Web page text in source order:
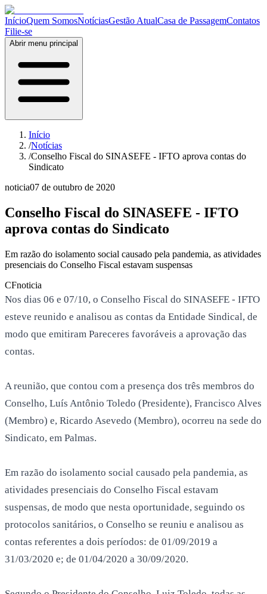
InícioQuem SomosNotíciasGestão AtualCasa de PassagemContatos
Filie-se
Abrir menu principal
Início
/Notícias
/Conselho Fiscal do SINASEFE - IFTO aprova contas do
Sindicato
noticia07 de outubro de 2020
Conselho Fiscal do SINASEFE - IFTO
aprova contas do Sindicato
Em razão do isolamento social causado pela pandemia, as atividades
presenciais do Conselho Fiscal estavam suspensas
CFnoticia
Nos dias 06 e 07/10, o Conselho Fiscal do SINASEFE - IFTO
esteve reunido e analisou as contas da Entidade Sindical, de
modo que emitiram Pareceres favoráveis a aprovação das
contas.
A reunião, que contou com a presença dos três membros do
Conselho, Luís Antônio Toledo (Presidente), Francisco Alves
(Membro) e, Ricardo Asevedo (Membro), ocorreu na sede do
Sindicato, em Palmas.
Em razão do isolamento social causado pela pandemia, as
atividades presenciais do Conselho Fiscal estavam
suspensas, de modo que nesta oportunidade, seguindo os
protocolos sanitários, o Conselho se reuniu e analisou as
contas referentes a dois períodos: de 01/09/2019 a
31/03/2020 e; de 01/04/2020 a 30/09/2020.